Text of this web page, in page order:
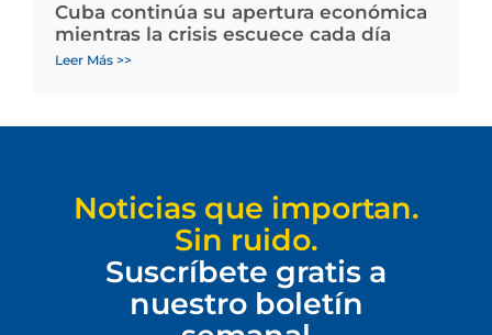
Cuba continúa su apertura económica
mientras la crisis escuece cada día
Leer Más >>
Noticias que importan.
Sin ruido.
Suscríbete gratis a
nuestro boletín